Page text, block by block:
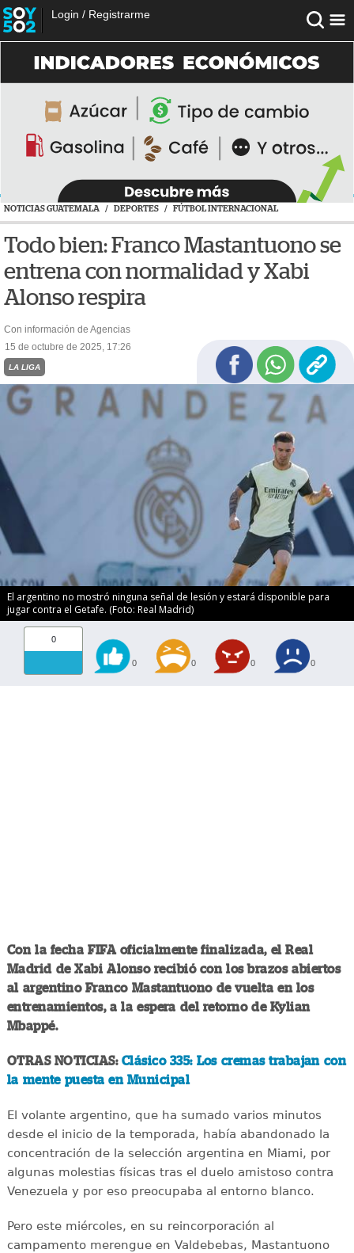
Login / Registrarme
NOTICIAS GUATEMALA / DEPORTES / FÚTBOL INTERNACIONAL
Todo bien: Franco Mastantuono se
entrena con normalidad y Xabi
Alonso respira
Con información de Agencias
15 de octubre de 2025, 17:26
LA LIGA
El argentino no mostró ninguna señal de lesión y estará disponible para
jugar contra el Getafe. (Foto: Real Madrid)
0
0 0 0 0
Con la fecha FIFA oficialmente finalizada, el Real
Madrid de Xabi Alonso recibió con los brazos abiertos
al argentino Franco Mastantuono de vuelta en los
entrenamientos, a la espera del retorno de Kylian
Mbappé.
OTRAS NOTICIAS: Clásico 335: Los cremas trabajan con
la mente puesta en Municipal
El volante argentino, que ha sumado varios minutos
desde el inicio de la temporada, había abandonado la
concentración de la selección argentina en Miami, por
algunas molestias físicas tras el duelo amistoso contra
Venezuela y por eso preocupaba al entorno blanco.
Pero este miércoles, en su reincorporación al
campamento merengue en Valdebebas, Mastantuono